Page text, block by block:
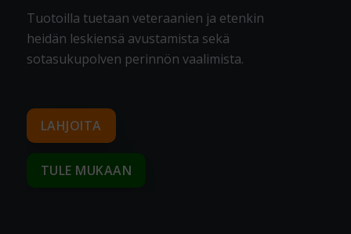
Tuotoilla tuetaan veteraanien ja etenkin
heidän leskiensä avustamista sekä
sotasukupolven perinnön vaalimista.
LAHJOITA
TULE MUKAAN